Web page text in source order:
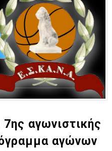
αγωνιστικής
αγώνων